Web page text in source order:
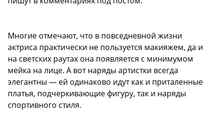
Многие отмечают, что в повседневной жизни
актриса практически не пользуется макияжем, да и
на светских раутах она появляется с минимумом
мейка на лице. А вот наряды артистки всегда
элегантны — ей одинаково идут как и приталенные
платья, подчеркивающие фигуру, так и наряды
спортивного стиля.